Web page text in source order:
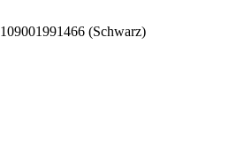
(Schwarz)